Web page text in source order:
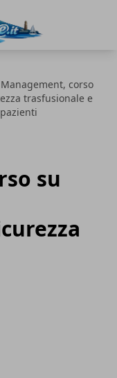
corso
trasfusionale e
su